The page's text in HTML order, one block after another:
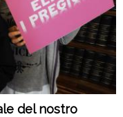
del nostro